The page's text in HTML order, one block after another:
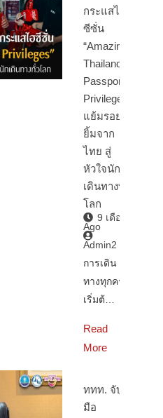
กระแสไฮ
ซีซั่น
“Amazing
Thailand
Passport
Privileges”
แย้มรอย
ยิ้มจาก
ไทย สู่
หัวใจนัก
เดินทางทั่ว
โลก
9 เดือน
Ago
Admin2
การเดิน
ทางทุกครั้ง
เริ่มต้…
Read
More
ททท. จับ
มือ